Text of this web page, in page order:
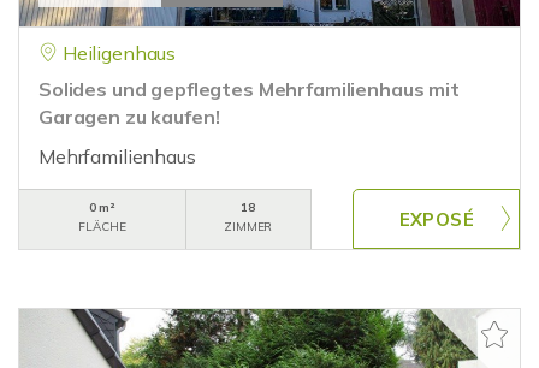
Heiligenhaus
Solides und gepflegtes Mehrfamilienhaus mit
Garagen zu kaufen!
Mehrfamilienhaus
0 m²
FLÄCHE
18
ZIMMER